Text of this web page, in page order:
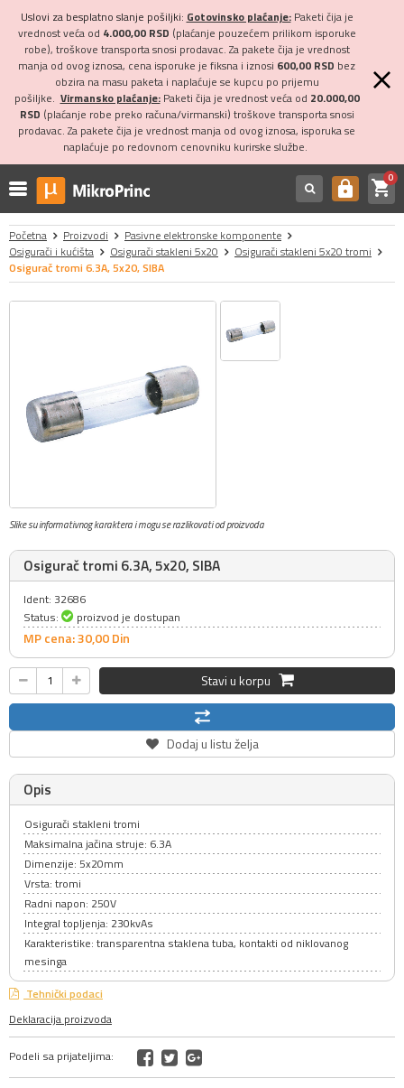
Uslovi za besplatno slanje pošiljki: Gotovinsko plaćanje:Paketi čija je
vrednost veća od 4.000,00 RSD (plaćanje pouzećem prilikom isporuke
robe), troškove transporta snosi prodavac. Za pakete čija je vrednost
manja od ovog iznosa, cena isporuke je fiksna i iznosi 600,00 RSD bez
obzira na masu paketa i naplaćuje se kupcu po prijemu
pošiljke. Virmansko plaćanje:Paketi čija je vrednost veća od 20.000,00
RSD (plaćanje robe preko računa/virmanski) troškove transporta snosi
prodavac. Za pakete čija je vrednost manja od ovog iznosa, isporuka se
naplaćuje po redovnom cenovniku kurirske službe.
https shopping_cart0
Početna Proizvodi
Pasivne elektronske komponente
Osigurači i kućišta
Osigurači stakleni 5x20
Osigurači stakleni 5x20 tromi
Osigurač tromi 6.3A, 5x20, SIBA
Slike su informativnog karaktera i mogu se razlikovati od proizvoda
Osigurač tromi 6.3A, 5x20, SIBA
Ident: 32686
Status:
proizvod je dostupan
MP cena: 30,00Din
Stavi u korpu
Dodaj u listu želja
Opis
Osigurači stakleni tromi
Maksimalna jačina struje: 6.3A
Dimenzije: 5x20mm
Vrsta: tromi
Radni napon: 250V
Integral topljenja: 230kvAs
Karakteristike: transparentna staklena tuba, kontakti od niklovanog
mesinga
Tehnički podaci
Deklaracija proizvoda
Podeli sa prijateljima: